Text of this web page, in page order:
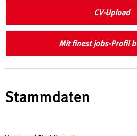
CV-Upload
Mit finest jobs-Profil
Stammdaten